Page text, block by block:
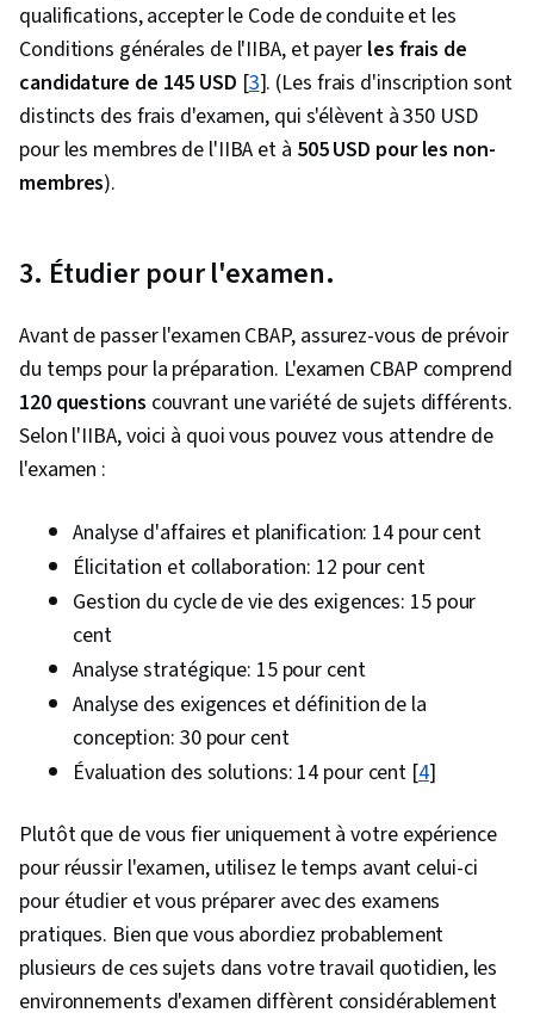
qualifications, accepter le Code de conduite et les
Conditions générales de l'IIBA, et payer les frais de
candidature de 145 USD [3]. (Les frais d'inscription sont
distincts des frais d'examen, qui s'élèvent à 350 USD
pour les membres de l'IIBA et à 505 USD pour les non-
membres).
3. Étudier pour l'examen.
Avant de passer l'examen CBAP, assurez-vous de prévoir
du temps pour la préparation. L'examen CBAP comprend
120 questions couvrant une variété de sujets différents.
Selon l'IIBA, voici à quoi vous pouvez vous attendre de
l'examen :
Analyse d'affaires et planification: 14 pour cent
Élicitation et collaboration: 12 pour cent
Gestion du cycle de vie des exigences: 15 pour
cent
Analyse stratégique: 15 pour cent
Analyse des exigences et définition de la
conception: 30 pour cent
Évaluation des solutions: 14 pour cent [4]
Plutôt que de vous fier uniquement à votre expérience
pour réussir l'examen, utilisez le temps avant celui-ci
pour étudier et vous préparer avec des examens
pratiques. Bien que vous abordiez probablement
plusieurs de ces sujets dans votre travail quotidien, les
environnements d'examen diffèrent considérablement